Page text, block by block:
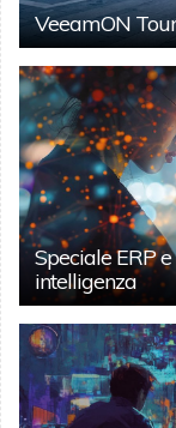
VeeamON
Speciale ERP
intelligenza